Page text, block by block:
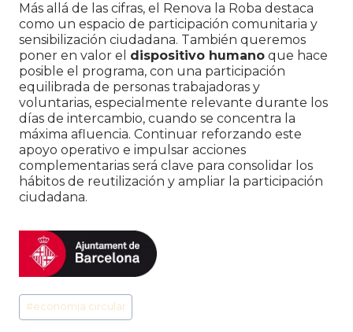
Más allá de las cifras, el Renova la Roba destaca
como un espacio de participación comunitaria y
sensibilización ciudadana. También queremos
poner en valor el dispositivo humano que hace
posible el programa, con una participación
equilibrada de personas trabajadoras y
voluntarias, especialmente relevante durante los
días de intercambio, cuando se concentra la
máxima afluencia. Continuar reforzando este
apoyo operativo e impulsar acciones
complementarias será clave para consolidar los
hábitos de reutilización y ampliar la participación
ciudadana.
Etiquetas
de
#economia circular